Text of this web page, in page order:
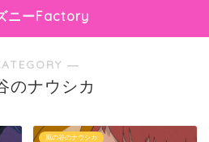
ニーFactory
―
のナウシカ
風の谷のナウシカ